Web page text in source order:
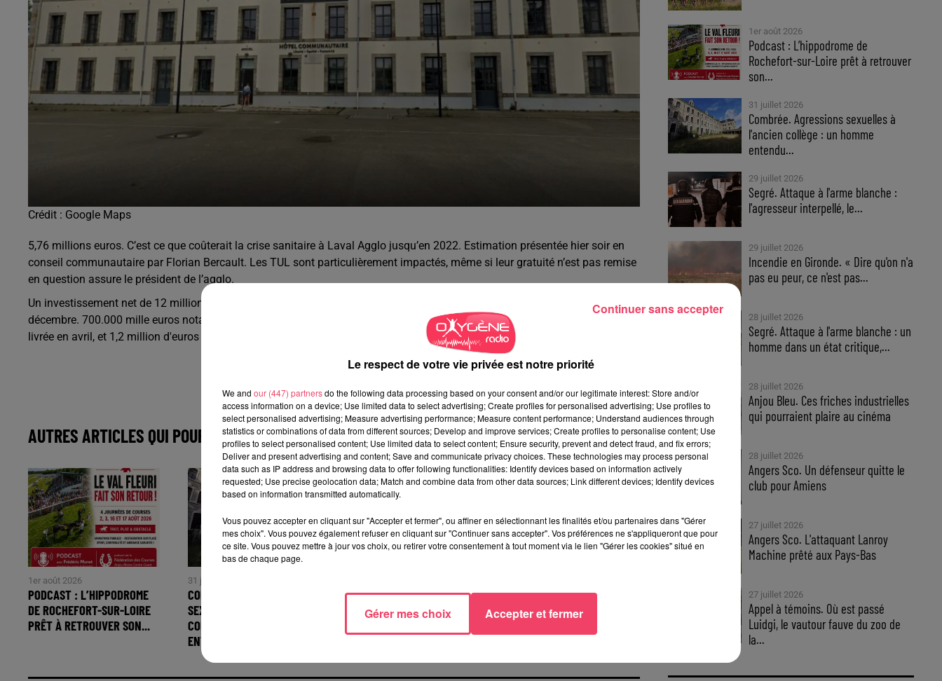
Crédit : Google Maps
5,76 millions euros. C’est ce que coûterait la crise sanitaire à Laval Agglo jusqu’en 2022. Estimation présentée hier soir en
conseil communautaire par Florian Bercault. Les TUL sont particulièrement impactés, même si leur gratuité n’est pas remise
en question assure le président de l’agglo.
Un investissement net de 12 millions d’euros devrait par ailleurs être maintenu lors du vote du budget 2021 en
décembre. 700.000 mille euros notamment pour le remplacement de la tribune nord du Stade Le Basser qui devrait être
livrée en avril, et 1,2 million d'euros pour l’aménagement de 3 terrains synthétiques au Bourny, à L’Huisserie et St Berthevin.
AUTRES ARTICLES QUI POURRAIENT VOUS INTÉRESSER
1er août 2026
PODCAST : L’HIPPODROME
DE ROCHEFORT-SUR-LOIRE
PRÊT À RETROUVER SON...
31 juillet 2026
COMBRÉE. AGRESSIONS
SEXUELLES À L'ANCIEN
COLLÈGE : UN HOMME
ENTENDU...
SEGRÉ. ATTAQUE À L'ARME
BLANCHE : L'AGRESSEUR
INCENDIE EN GIRONDE. «
DIRE QU'ON N'A PAS EU
PEUR, CE N'EST PAS...
1er août 2026
Podcast : L’hippodrome de
Rochefort-sur-Loire prêt à retrouver
son...
31 juillet 2026
Combrée. Agressions sexuelles à
l'ancien collège : un homme
entendu...
29 juillet 2026
Segré. Attaque à l'arme blanche :
l'agresseur interpellé, le...
29 juillet 2026
Incendie en Gironde. « Dire qu'on n'a
pas eu peur, ce n'est pas...
28 juillet 2026
Segré. Attaque à l'arme blanche : un
homme dans un état critique,...
28 juillet 2026
Anjou Bleu. Ces friches industrielles
qui pourraient plaire au cinéma
28 juillet 2026
Angers Sco. Un défenseur quitte le
club pour Amiens
27 juillet 2026
Angers Sco. L'attaquant Lanroy
Machine prêté aux Pays-Bas
27 juillet 2026
Appel à témoins. Où est passé
Luidgi, le vautour fauve du zoo de
la...
Le respect de votre vie privée est notre priorité
We and our (447) partnersdo the following data processing based on your consent and/or our legitimate interest: Store and/or
access information on a device; Use limited data to select advertising; Create profiles for personalised advertising; Use profiles to
select personalised advertising; Measure advertising performance; Measure content performance; Understand audiences through
statistics or combinations of data from different sources; Develop and improve services; Create profiles to personalise content; Use
profiles to select personalised content; Use limited data to select content; Ensure security, prevent and detect fraud, and fix errors;
Deliver and present advertising and content; Save and communicate privacy choices. These technologies may process personal
data such as IP address and browsing data to offer following functionalities: Identify devices based on information actively
requested; Use precise geolocation data; Match and combine data from other data sources; Link different devices; Identify devices
based on information transmitted automatically.
Vous pouvez accepter en cliquant sur "Accepter et fermer", ou affiner en sélectionnant les finalités et/ou partenaires dans "Gérer
mes choix". Vous pouvez également refuser en cliquant sur "Continuer sans accepter". Vos préférences ne s'appliqueront que pour
ce site. Vous pouvez mettre à jour vos choix, ou retirer votre consentement à tout moment via le lien "Gérer les cookies" situé en
bas de chaque page.
Gérer mes choix Accepter et fermer
Continuer sans accepter